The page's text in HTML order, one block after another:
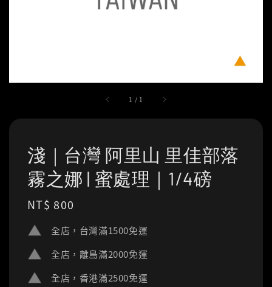
1 / 1
淺｜台灣 阿里山 里佳部落
霧之娜 | 蜜處理｜1/4磅
Regular
NT$ 800
全店，台灣滿1500免運
全店，離島滿2000免運
全店，香港滿2500免運